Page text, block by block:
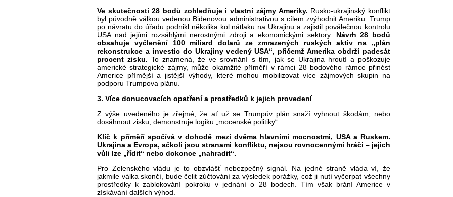
Ve skutečnosti 28 bodů zohledňuje i vlastní zájmy Ameriky. Rusko-ukrajinský konflikt
byl původně válkou vedenou Bidenovou administrativou s cílem zvýhodnit Ameriku. Trump
po návratu do úřadu podnikl několika kol nátlaku na Ukrajinu a zajistil poválečnou kontrolu
USA nad jejími rozsáhlými nerostnými zdroji a ekonomickými sektory. Návrh 28 bodů
obsahuje vyčlenění 100 miliard dolarů ze zmrazených ruských aktiv na „plán
rekonstrukce a investic do Ukrajiny vedený USA“, přičemž Amerika obdrží padesát
procent zisku. To znamená, že ve srovnání s tím, jak se Ukrajina hroutí a poškozuje
americké strategické zájmy, může okamžité příměří v rámci 28 bodového rámce přinést
Americe přímější a jistější výhody, které mohou mobilizovat více zájmových skupin na
podporu Trumpova plánu.
3. Více donucovacích opatření a prostředků k jejich provedení
Z výše uvedeného je zřejmé, že ať už se Trumpův plán snaží vyhnout škodám, nebo
dosáhnout zisku, demonstruje logiku „mocenské politiky“:
Klíč k příměří spočívá v dohodě mezi dvěma hlavními mocnostmi, USA a Ruskem.
Ukrajina a Evropa, ačkoli jsou stranami konfliktu, nejsou rovnocennými hráči – jejich
vůli lze „řídit“ nebo dokonce „nahradit“.
Pro Zelenského vládu je to obzvlášť nebezpečný signál. Na jedné straně vláda ví, že
jakmile válka skončí, bude čelit zúčtování za výsledek porážky, což ji nutí vyčerpat všechny
prostředky k zablokování pokroku v jednání o 28 bodech. Tím však brání Americe v
získávání dalších výhod.